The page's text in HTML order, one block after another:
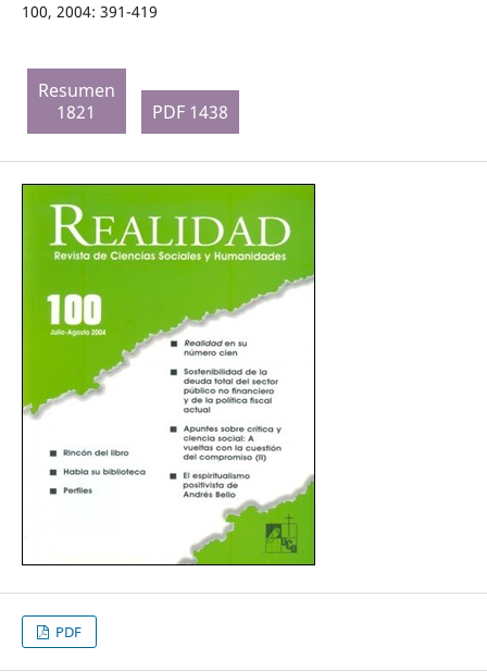
100, 2004: 391-419
Resumen
1821
PDF 1438
PDF